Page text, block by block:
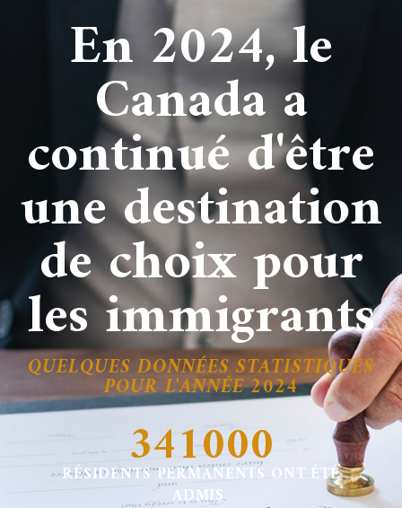
En 2024, le
Canada a
continué d'être
une destination
de choix pour
les immigrants
QUELQUES DONNÉES STATISTIQUES
POUR L'ANNÉE 2024
341000
RÉSIDENTS PERMANENTS ONT ÉTÉ
ADMIS